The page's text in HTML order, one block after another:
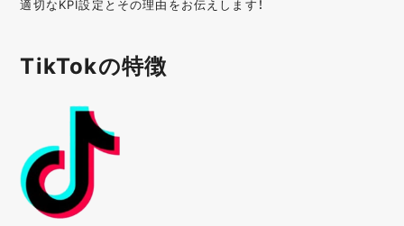
適切なKPI設定とその理由をお伝えします！
TikTokの特徴